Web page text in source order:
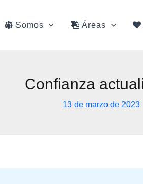
Somos Áreas
Confianza
13 de marzo de 2023